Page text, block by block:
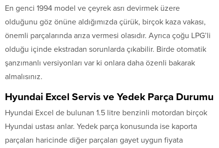
En genci 1994 model ve çeyrek asrı devirmek üzere
olduğunu göz önüne aldığımızda çürük, birçok kaza vakası,
önemli parçalarında arıza vermesi olasıdır. Ayrıca çoğu LPG’li
olduğu içinde ekstradan sorunlarda çıkabilir. Birde otomatik
şanzımanlı versiyonları var ki onlara daha özenli bakarak
almalısınız.
Hyundai Excel Servis ve Yedek Parça Durumu
Hyundai Excel de bulunan 1.5 litre benzinli motordan birçok
Hyundai ustası anlar. Yedek parça konusunda ise kaporta
parçaları haricinde diğer parçaları gayet uygun fiyata